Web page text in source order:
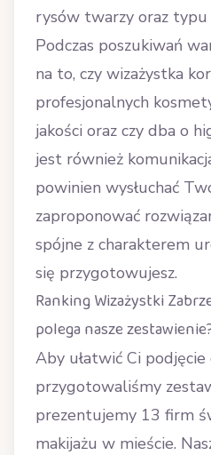
rysów twarzy oraz
Podczas poszukiwań
na to, czy wizażystka
profesjonalnych
jakości oraz czy dba o
jest również
powinien wysłuchać
zaproponować
spójne z charakterem
się przygotowujesz.
Ranking Wizażystki
polega nasze
Aby ułatwić Ci podjęcie
przygotowaliśmy
prezentujemy 13 firm
makijażu w mieście.